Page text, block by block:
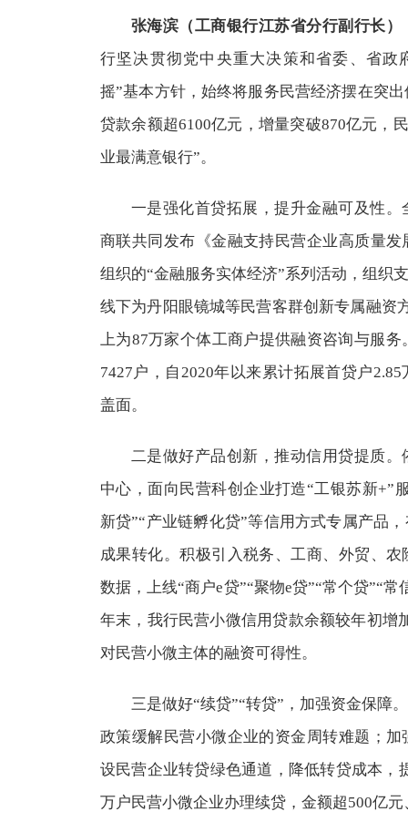
张海滨（工商银行江苏省分行副行长）
行坚决贯彻党中央重大决策和省委、省政
摇”基本方针，始终将服务民营经济摆在突
贷款余额超6100亿元，增量突破870亿元，
业最满意银行”。
一是强化首贷拓展，提升金融可及性
商联共同发布《金融支持民营企业高质量
组织的“金融服务实体经济”系列活动，组织
线下为丹阳眼镜城等民营客群创新专属融资
上为87万家个体工商户提供融资咨询与服
7427户，自2020年以来累计拓展首贷户
盖面。
二是做好产品创新，推动信用贷提质
中心，面向民营科创企业打造“工银苏新+”
新贷”“产业链孵化贷”等信用方式专属产品
成果转化。积极引入税务、工商、外贸、
数据，上线“商户e贷”“聚物e贷”“常个贷”“
年末，我行民营小微信用贷款余额较年初增
对民营小微主体的融资可得性。
三是做好“续贷”“转贷”，加强资金保障
政策缓解民营小微企业的资金周转难题；
设民营企业转贷绿色通道，降低转贷成本，
万户民营小微企业办理续贷，金额超500亿